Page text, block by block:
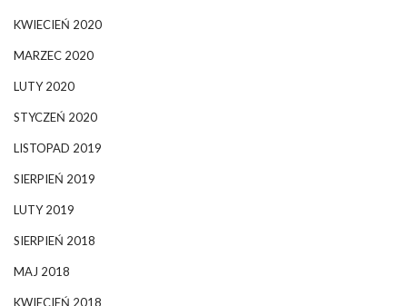
KWIECIEŃ 2020
MARZEC 2020
LUTY 2020
STYCZEŃ 2020
LISTOPAD 2019
SIERPIEŃ 2019
LUTY 2019
SIERPIEŃ 2018
MAJ 2018
KWIECIEŃ 2018